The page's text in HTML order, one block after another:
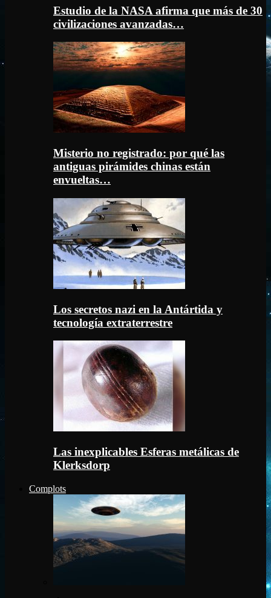
Estudio de la NASA afirma que más de 30
civilizaciones avanzadas…
Misterio no registrado: por qué las
antiguas pirámides chinas están
envueltas…
Los secretos nazi en la Antártida y
tecnología extraterrestre
Las inexplicables Esferas metálicas de
Klerksdorp
Complots